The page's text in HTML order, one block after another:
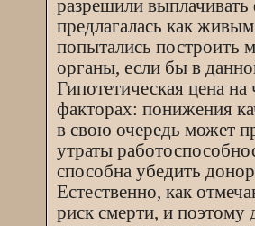
разрешили
предлагалась как
попытались построить
органы, если бы в
Гипотетическая цена
факторах: понижения
в свою очередь может
утраты
способна убедить
Естественно, как
риск смерти, и